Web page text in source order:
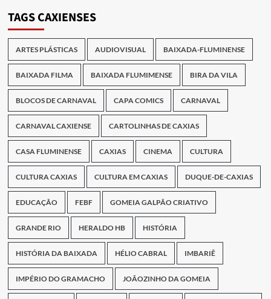
TAGS CAXIENSES
ARTES PLÁSTICAS AUDIOVISUAL BAIXADA-FLUMINENSE
BAIXADA FILMA BAIXADA FLUMIMENSE BIRA DA VILA
BLOCOS DE CARNAVAL CAPA COMICS CARNAVAL
CARNAVAL CAXIENSE CARTOLINHAS DE CAXIAS
CASA FLUMINENSE CAXIAS CINEMA CULTURA
CULTURA CAXIAS CULTURA EM CAXIAS DUQUE-DE-CAXIAS
EDUCAÇÃO FEBF GOMEIA GALPÃO CRIATIVO
GRANDE RIO HERALDO HB HISTÓRIA
HISTÓRIA DA BAIXADA HÉLIO CABRAL IMBARIÊ
IMPÉRIO DO GRAMACHO JOÃOZINHO DA GOMEIA